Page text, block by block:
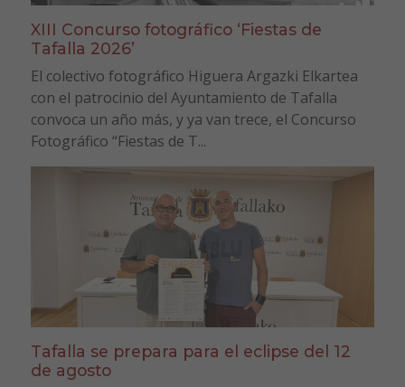
XIII Concurso fotográfico ‘Fiestas de
Tafalla 2026’
El colectivo fotográfico Higuera Argazki Elkartea
con el patrocinio del Ayuntamiento de Tafalla
convoca un año más, y ya van trece, el Concurso
Fotográfico “Fiestas de T...
Tafalla se prepara para el eclipse del 12
de agosto